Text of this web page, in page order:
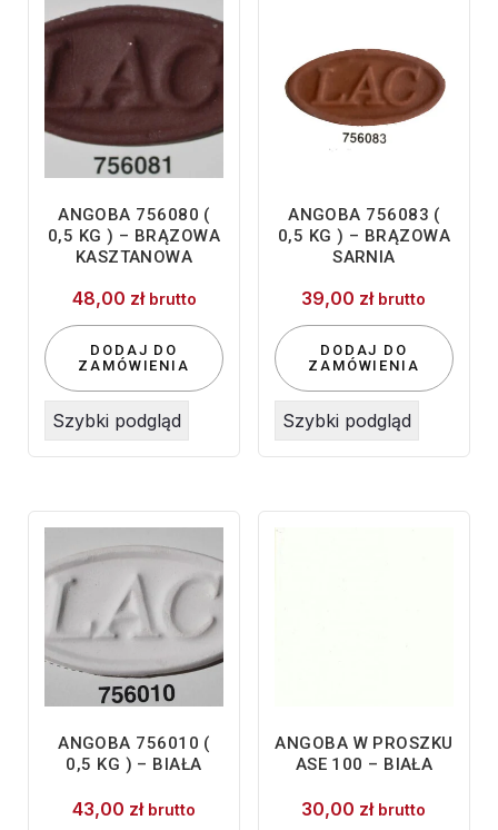
ANGOBA 756080 (
0,5 KG ) – BRĄZOWA
KASZTANOWA
48,00 zł brutto
DODAJ DO
ZAMÓWIENIA
Szybki podgląd
ANGOBA 756083 (
0,5 KG ) – BRĄZOWA
SARNIA
39,00 zł brutto
DODAJ DO
ZAMÓWIENIA
Szybki podgląd
ANGOBA 756010 (
0,5 KG ) – BIAŁA
43,00 zł brutto
ANGOBA W PROSZKU
ASE 100 – BIAŁA
30,00 zł brutto